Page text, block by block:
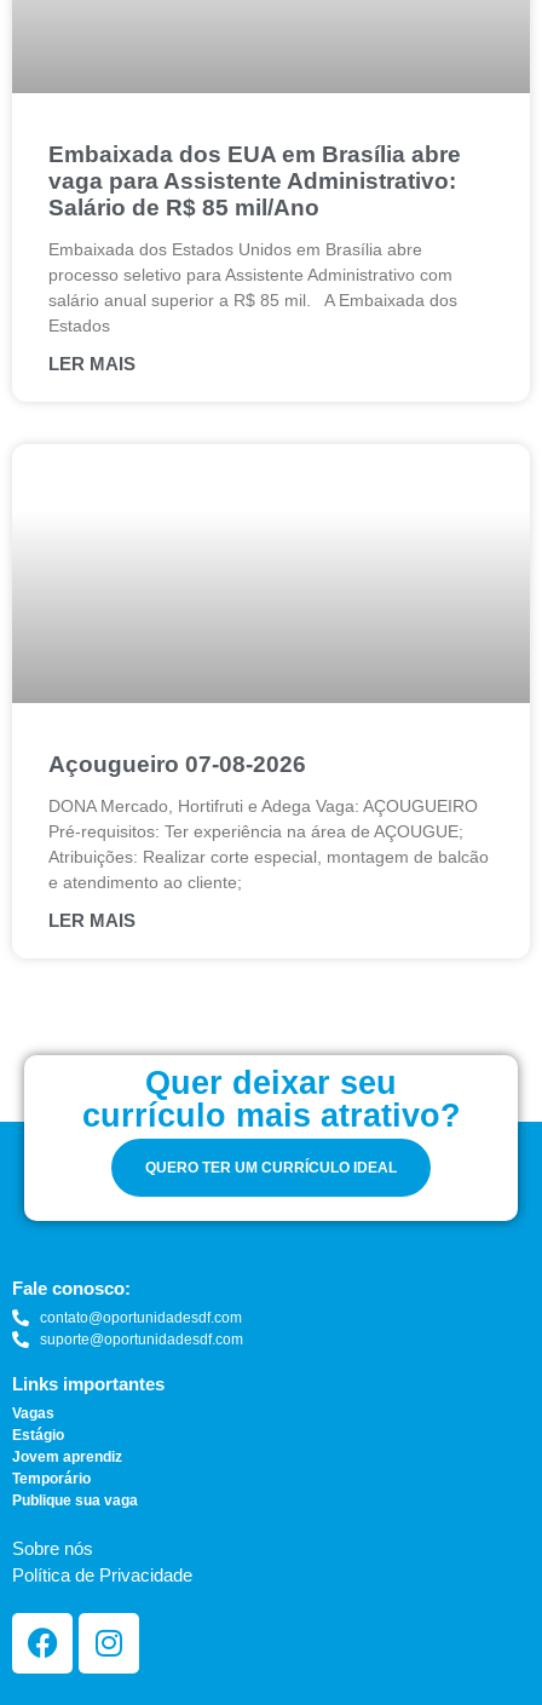
Embaixada dos EUA em Brasília abre
vaga para Assistente Administrativo:
Salário de R$ 85 mil/Ano
Embaixada dos Estados Unidos em Brasília abre
processo seletivo para Assistente Administrativo com
salário anual superior a R$ 85 mil. A Embaixada dos
Estados
LER MAIS
Açougueiro 07-08-2026
DONA Mercado, Hortifruti e Adega Vaga: AÇOUGUEIRO
Pré-requisitos: Ter experiência na área de AÇOUGUE;
Atribuições: Realizar corte especial, montagem de balcão
e atendimento ao cliente;
LER MAIS
Quer deixar seu
currículo mais atrativo?
QUERO TER UM CURRÍCULO IDEAL
Fale conosco:
contato@oportunidadesdf.com
suporte@oportunidadesdf.com
Links importantes
Vagas
Estágio
Jovem aprendiz
Temporário
Publique sua vaga
Sobre nós
Política de Privacidade